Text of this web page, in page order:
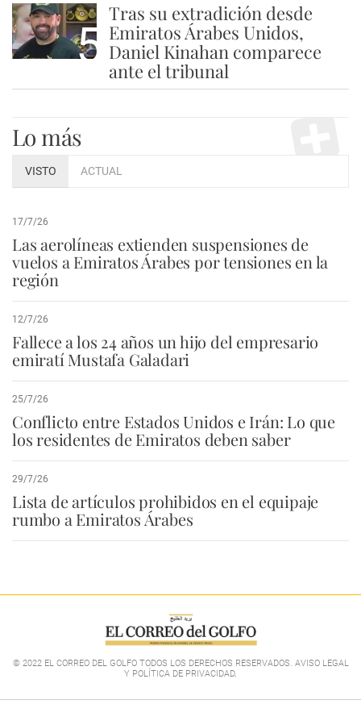
5
Tras su extradición desde
Emiratos Árabes Unidos,
Daniel Kinahan comparece
ante el tribunal
Lo más
VISTO ACTUAL
17/7/26
Las aerolíneas extienden suspensiones de
vuelos a Emiratos Árabes por tensiones en la
región
12/7/26
Fallece a los 24 años un hijo del empresario
emiratí Mustafa Galadari
25/7/26
Conflicto entre Estados Unidos e Irán: Lo que
los residentes de Emiratos deben saber
29/7/26
Lista de artículos prohibidos en el equipaje
rumbo a Emiratos Árabes
© 2022 EL CORREO DEL GOLFO TODOS LOS DERECHOS RESERVADOS. AVISO LEGAL
Y POLÍTICA DE PRIVACIDAD.